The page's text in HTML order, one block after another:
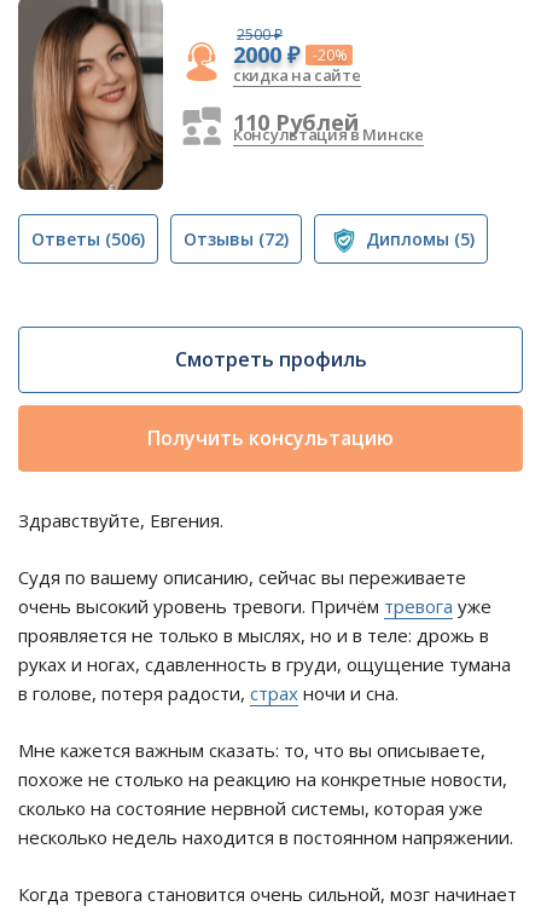
2500 ₽
2000 ₽ -20%
скидка на сайте
110 Рублей
Консультация в Минске
Ответы (506) Отзывы (72) Дипломы (5)
Смотреть профиль
Получить консультацию
Здравствуйте, Евгения.
Судя по вашему описанию, сейчас вы переживаете
очень высокий уровень тревоги. Причём тревога уже
проявляется не только в мыслях, но и в теле: дрожь в
руках и ногах, сдавленность в груди, ощущение тумана
в голове, потеря радости, страх ночи и сна.
Мне кажется важным сказать: то, что вы описываете,
похоже не столько на реакцию на конкретные новости,
сколько на состояние нервной системы, которая уже
несколько недель находится в постоянном напряжении.
Когда тревога становится очень сильной, мозг начинает